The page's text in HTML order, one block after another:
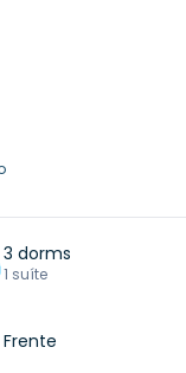
3 dorms
1 suíte
Frente